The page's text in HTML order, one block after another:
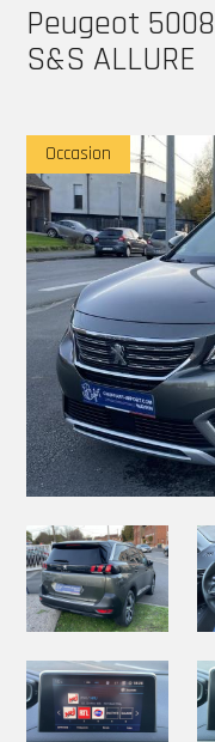
Peugeot
S&S ALLURE
Occasion